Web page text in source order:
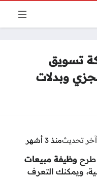
تسويق
وبدلات
آخر تحديثمنذ 3 أشهر
طرح وظيفة مبيعات
ويمكنك التعرف